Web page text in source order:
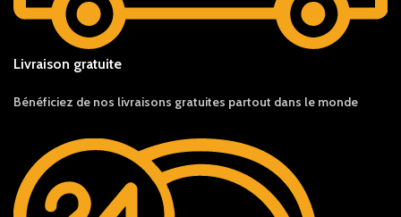
Livraison gratuite
Bénéficiez de nos livraisons gratuites partout dans le monde